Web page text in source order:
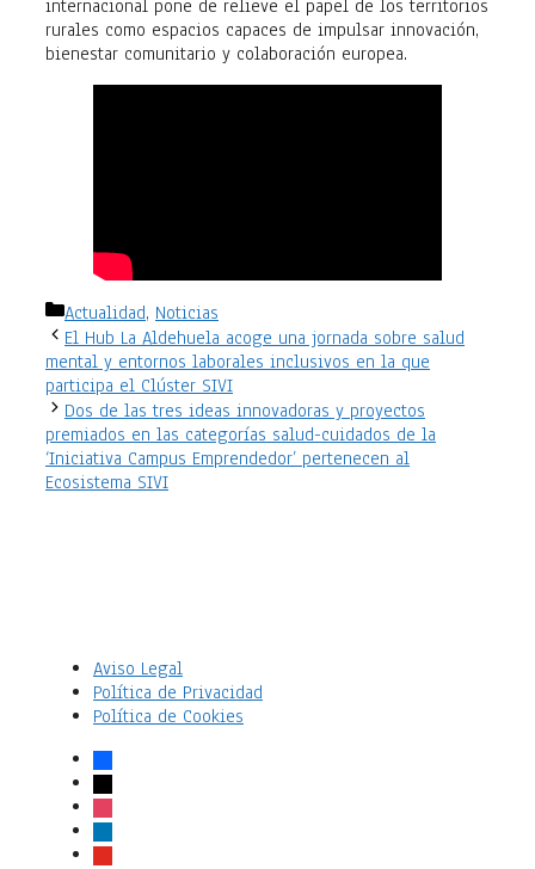
internacional pone de relieve el papel de los territorios
rurales como espacios capaces de impulsar innovación,
bienestar comunitario y colaboración europea.
Categorías
Actualidad, Noticias
El Hub La Aldehuela acoge una jornada sobre salud
mental y entornos laborales inclusivos en la que
participa el Clúster SIVI
Dos de las tres ideas innovadoras y proyectos
premiados en las categorías salud-cuidados de la
‘Iniciativa Campus Emprendedor’ pertenecen al
Ecosistema SIVI
Aviso Legal
Política de Privacidad
Política de Cookies
facebook
x
instagram
linkedin
youtube